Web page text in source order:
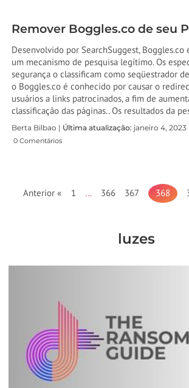
Remover Boggles.co de seu
Desenvolvido por SearchSuggest,
um mecanismo de pesquisa legítimo. Os
segurança o classificam como seqüestrador
o Boggles.co é conhecido por causar o
usuários a links patrocinados, a fim de
classificação das páginas.. Os resultados da
Berta Bilbao | Última atualização: janeiro 4, 2023
0 Comentários
Anterior « 1 … 366 367 368
luzes